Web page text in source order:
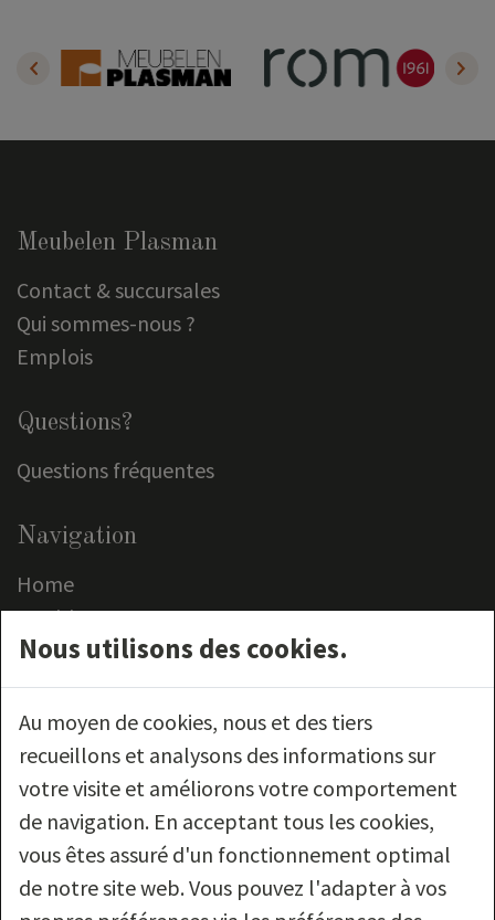
Meubelen Plasman
Contact & succursales
Qui sommes-nous ?
Emplois
Questions?
Questions fréquentes
Navigation
Home
Meubles
Outlet
Service clientèle
Contact
Nous suivre
Mentions légales
Nous utilisons des cookies.
Au moyen de cookies, nous et des tiers
recueillons et analysons des informations sur
votre visite et améliorons votre comportement
de navigation. En acceptant tous les cookies,
vous êtes assuré d'un fonctionnement optimal
de notre site web. Vous pouvez l'adapter à vos